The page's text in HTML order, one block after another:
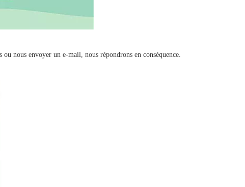
nous envoyer un e-mail, nous répondrons en conséquence.